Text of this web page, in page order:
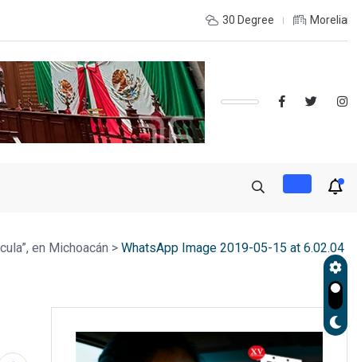
RECONSTRUCCIÓN DEL TEJIDO SOCIAL, INVITA RECTORA
30 Degree Morelia
en Michoacán > WhatsApp Image 2019-05-15 at 6.02.04